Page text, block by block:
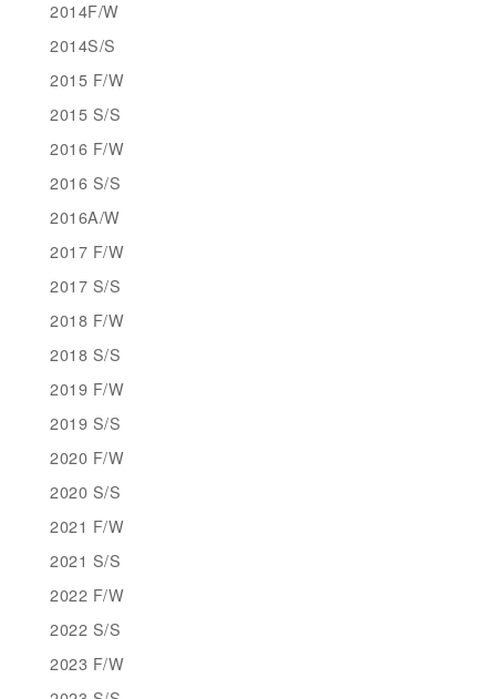
2014F/W
2014S/S
2015 F/W
2015 S/S
2016 F/W
2016 S/S
2016A/W
2017 F/W
2017 S/S
2018 F/W
2018 S/S
2019 F/W
2019 S/S
2020 F/W
2020 S/S
2021 F/W
2021 S/S
2022 F/W
2022 S/S
2023 F/W